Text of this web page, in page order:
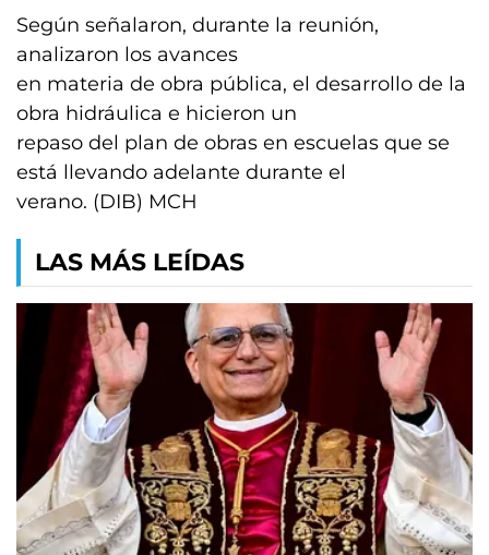
Según señalaron, durante la reunión,
analizaron los avances
en materia de obra pública, el desarrollo de la
obra hidráulica e hicieron un
repaso del plan de obras en escuelas que se
está llevando adelante durante el
verano. (DIB) MCH
LAS MÁS LEÍDAS